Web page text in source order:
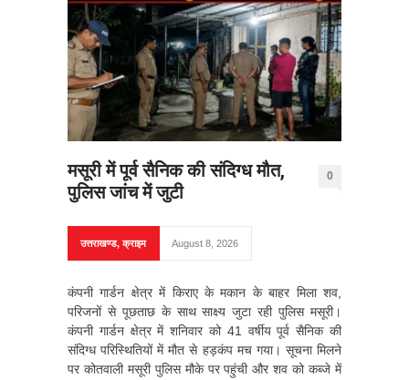
मसूरी में पूर्व सैनिक की संदिग्ध मौत,
पुलिस जांच में जुटी
0
उत्तराखण्ड,क्राइम August 8, 2026
कंपनी गार्डन क्षेत्र में किराए के मकान के बाहर मिला शव,
परिजनों से पूछताछ के साथ साक्ष्य जुटा रही पुलिस मसूरी।
कंपनी गार्डन क्षेत्र में शनिवार को 41 वर्षीय पूर्व सैनिक की
संदिग्ध परिस्थितियों में मौत से हड़कंप मच गया। सूचना मिलने
पर कोतवाली मसूरी पुलिस मौके पर पहुंची और शव को कब्जे में